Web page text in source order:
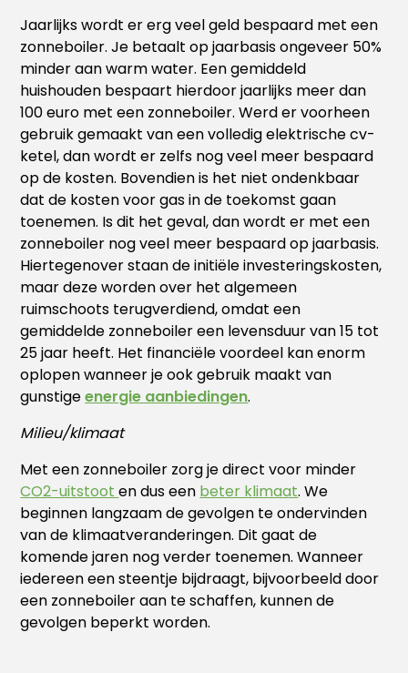
Jaarlijks wordt er erg veel geld bespaard met een
zonneboiler. Je betaalt op jaarbasis ongeveer 50%
minder aan warm water. Een gemiddeld
huishouden bespaart hierdoor jaarlijks meer dan
100 euro met een zonneboiler. Werd er voorheen
gebruik gemaakt van een volledig elektrische cv-
ketel, dan wordt er zelfs nog veel meer bespaard
op de kosten. Bovendien is het niet ondenkbaar
dat de kosten voor gas in de toekomst gaan
toenemen. Is dit het geval, dan wordt er met een
zonneboiler nog veel meer bespaard op jaarbasis.
Hiertegenover staan de initiële investeringskosten,
maar deze worden over het algemeen
ruimschoots terugverdiend, omdat een
gemiddelde zonneboiler een levensduur van 15 tot
25 jaar heeft. Het financiële voordeel kan enorm
oplopen wanneer je ook gebruik maakt van
gunstigeenergie aanbiedingen.
Milieu/klimaat
Met een zonneboiler zorg je direct voor minder
CO2-uitstooten dus een beter klimaat. We
beginnen langzaam de gevolgen te ondervinden
van de klimaatveranderingen. Dit gaat de
komende jaren nog verder toenemen. Wanneer
iedereen een steentje bijdraagt, bijvoorbeeld door
een zonneboiler aan te schaffen, kunnen de
gevolgen beperkt worden.